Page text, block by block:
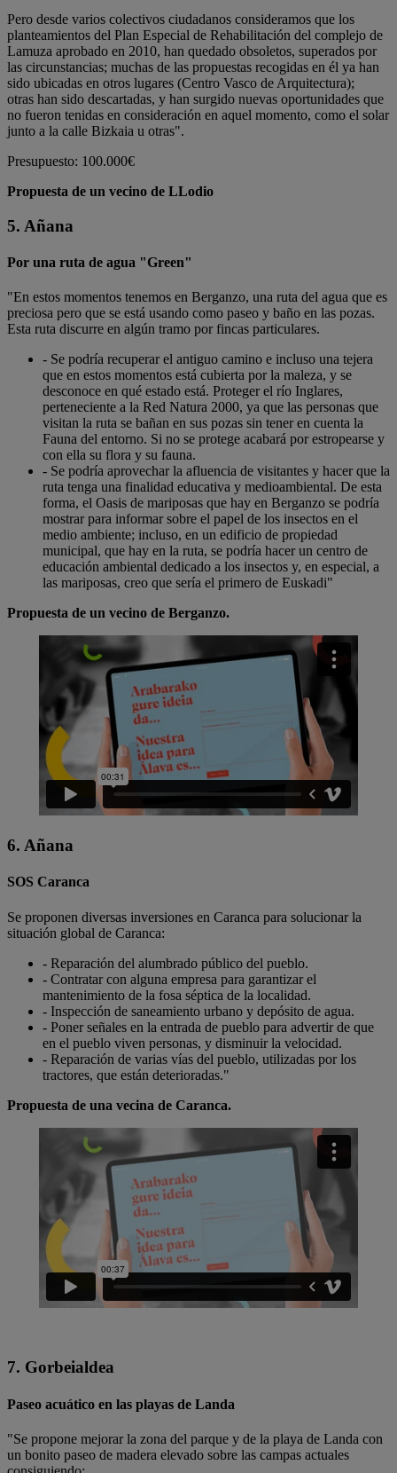
Pero desde varios colectivos ciudadanos consideramos que los
planteamientos del Plan Especial de Rehabilitación del complejo de
Lamuza aprobado en 2010, han quedado obsoletos, superados por
las circunstancias; muchas de las propuestas recogidas en él ya han
sido ubicadas en otros lugares (Centro Vasco de Arquitectura);
otras han sido descartadas, y han surgido nuevas oportunidades que
no fueron tenidas en consideración en aquel momento, como el solar
junto a la calle Bizkaia u otras".
Presupuesto: 100.000€
Propuesta de un vecino de LLodio
5. Añana
Por una ruta de agua "Green"
"En estos momentos tenemos en Berganzo, una ruta del agua que es
preciosa pero que se está usando como paseo y baño en las pozas.
Esta ruta discurre en algún tramo por fincas particulares.
- Se podría recuperar el antiguo camino e incluso una tejera
que en estos momentos está cubierta por la maleza, y se
desconoce en qué estado está. Proteger el río Inglares,
perteneciente a la Red Natura 2000, ya que las personas que
visitan la ruta se bañan en sus pozas sin tener en cuenta la
Fauna del entorno. Si no se protege acabará por estropearse y
con ella su flora y su fauna.
- Se podría aprovechar la afluencia de visitantes y hacer que la
ruta tenga una finalidad educativa y medioambiental. De esta
forma, el Oasis de mariposas que hay en Berganzo se podría
mostrar para informar sobre el papel de los insectos en el
medio ambiente; incluso, en un edificio de propiedad
municipal, que hay en la ruta, se podría hacer un centro de
educación ambiental dedicado a los insectos y, en especial, a
las mariposas, creo que sería el primero de Euskadi"
Propuesta de un vecino de Berganzo.
6. Añana
SOS Caranca
Se proponen diversas inversiones en Caranca para solucionar la
situación global de Caranca:
- Reparación del alumbrado público del pueblo.
- Contratar con alguna empresa para garantizar el
mantenimiento de la fosa séptica de la localidad.
- Inspección de saneamiento urbano y depósito de agua.
- Poner señales en la entrada de pueblo para advertir de que
en el pueblo viven personas, y disminuir la velocidad.
- Reparación de varias vías del pueblo, utilizadas por los
tractores, que están deterioradas."
Propuesta de una vecina de Caranca.
7. Gorbeialdea
Paseo acuático en las playas de Landa
"Se propone mejorar la zona del parque y de la playa de Landa con
un bonito paseo de madera elevado sobre las campas actuales